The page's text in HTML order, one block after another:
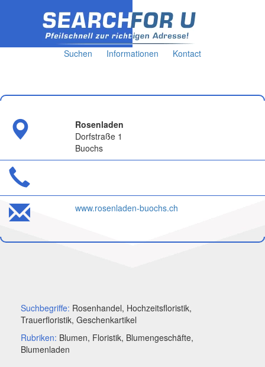
Suchen Informationen Kontact
Rosenladen
Dorfstraße 1
Buochs
www.rosenladen-buochs.ch
Suchbegriffe: Rosenhandel, Hochzeitsfloristik,
Trauerfloristik, Geschenkartikel
Rubriken: Blumen, Floristik, Blumengeschäfte,
Blumenladen